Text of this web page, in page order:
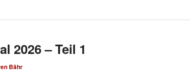
2026 – Teil 1
Bähr